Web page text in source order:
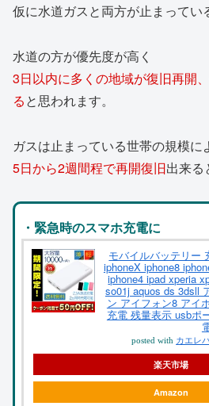
仮に水道ガスと両方が止まってい
水道の方が優先度が高く
3日以内に多くの地域が復旧再開
ると思われます。
ガスは止まっている世帯の規模に
5日から2週間程で再開復旧出来る
・緊急時のスマホ充電に
モバイルバッテリー
iphoneX iphone8
iphone4 ipad xperia
so01j aquos ds 3dsll
ン アイフォン8 アイ
充電 残量表示 usbポ
posted with カエレ
楽天市場
Amazon